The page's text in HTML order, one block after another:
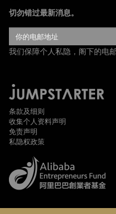
切勿错过最新消息。
我们保障个人私隐，阁下的电
条款及细则
收集个人资料声明
免责声明
私隐权政策